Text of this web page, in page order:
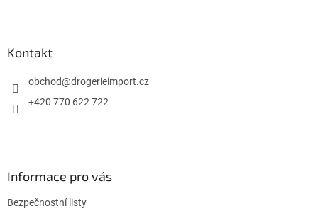
Kontakt
obchod@drogerieimport.cz
+420 770 622 722
Informace pro vás
Bezpečnostní listy